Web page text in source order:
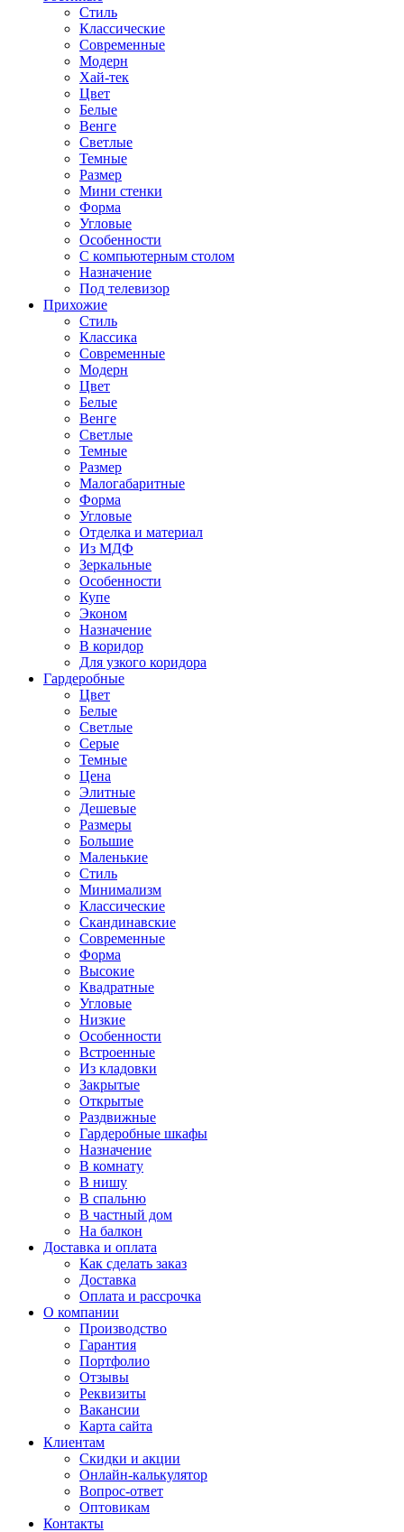
Стиль
Классические
Современные
Модерн
Хай-тек
Цвет
Белые
Венге
Светлые
Темные
Размер
Мини стенки
Форма
Угловые
Особенности
С компьютерным столом
Назначение
Под телевизор
Прихожие
Стиль
Классика
Современные
Модерн
Цвет
Белые
Венге
Светлые
Темные
Размер
Малогабаритные
Форма
Угловые
Отделка и материал
Из МДФ
Зеркальные
Особенности
Купе
Эконом
Назначение
В коридор
Для узкого коридора
Гардеробные
Цвет
Белые
Светлые
Серые
Темные
Цена
Элитные
Дешевые
Размеры
Большие
Маленькие
Стиль
Минимализм
Классические
Скандинавские
Современные
Форма
Высокие
Квадратные
Угловые
Низкие
Особенности
Встроенные
Из кладовки
Закрытые
Открытые
Раздвижные
Гардеробные шкафы
Назначение
В комнату
В нишу
В спальню
В частный дом
На балкон
Доставка и оплата
Как сделать заказ
Доставка
Оплата и рассрочка
О компании
Производство
Гарантия
Портфолио
Отзывы
Реквизиты
Вакансии
Карта сайта
Клиентам
Скидки и акции
Онлайн-калькулятор
Вопрос-ответ
Оптовикам
Контакты